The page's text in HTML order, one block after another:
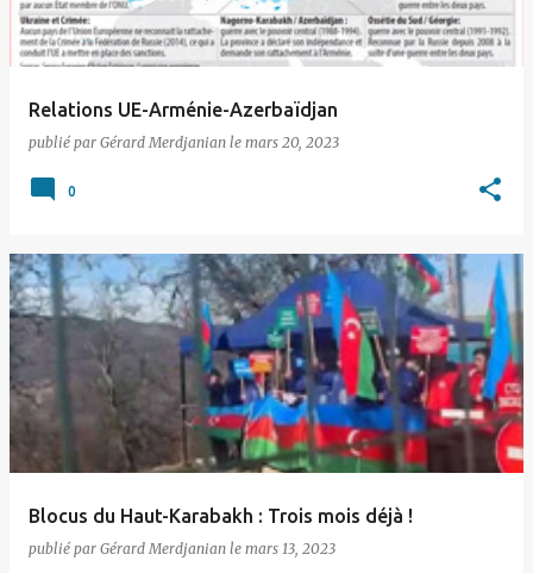
Relations UE-Arménie-Azerbaïdjan
publié par Gérard Merdjanian le mars 20, 2023
0
Blocus du Haut-Karabakh : Trois mois déjà !
publié par Gérard Merdjanian le mars 13, 2023